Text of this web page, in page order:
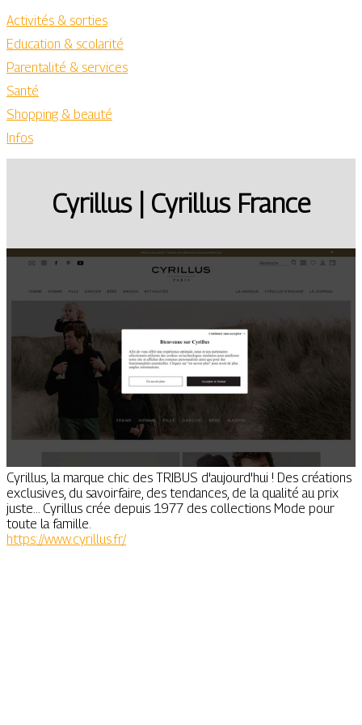
Activités & sorties
Education & scolarité
Parentalité & services
Santé
Shopping & beauté
Infos
Cyrillus | Cyrillus France
Cyrillus, la marque chic des TRIBUS d'aujourd'hui ! Des créations
exclusives, du savoirfaire, des tendances, de la qualité au prix
juste... Cyrillus crée depuis 1977 des collections Mode pour
toute la famille.
https://www.cyrillus.fr/